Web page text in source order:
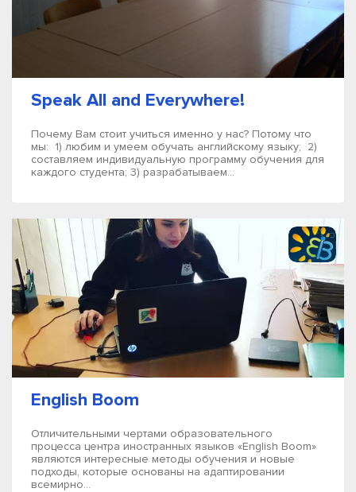
Speak All and Everywhere!
Почему Вам стоит учиться именно у нас? Потому что
мы: 1) любим и умеем обучать английскому языку; 2)
составляем индивидуальную программу обучения для
каждого студента; 3) разрабатываем...
English Boom
Отличительными чертами образовательного
процесса центра иностранных языков «English Boom»
являются интересные методы обучения и новые
подходы, которые основаны на адаптировании
всемирно...